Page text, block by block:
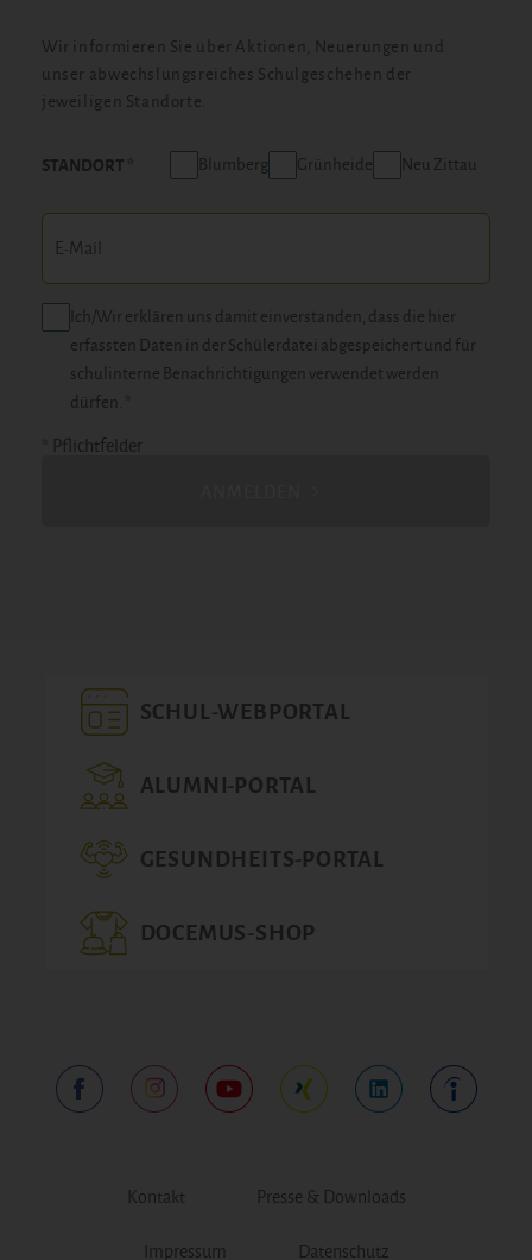
Wir informieren Sie über Aktionen, Neuerungen und
unser abwechslungsreiches Schulgeschehen der
jeweiligen Standorte.
STANDORT Blumberg Grünheide Neu Zittau
Ich/Wir erklären uns damit einverstanden, dass die hier
erfassten Daten in der Schülerdatei abgespeichert und für
schulinterne Benachrichtigungen verwendet werden
dürfen. *
* Pflichtfelder
SCHUL-WEBPORTAL
ALUMNI-PORTAL
GESUNDHEITS-PORTAL
DOCEMUS-SHOP
Kontakt Presse & Downloads
Impressum Datenschutz